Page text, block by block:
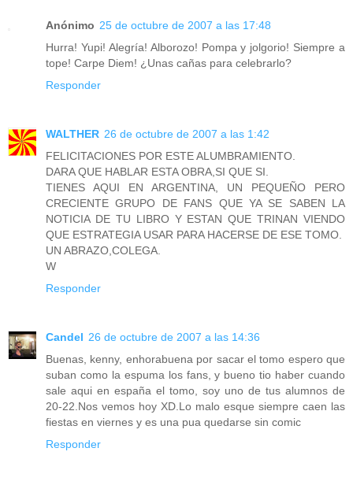
Anónimo 25 de octubre de 2007 a las 17:48
Hurra! Yupi! Alegría! Alborozo! Pompa y jolgorio! Siempre a
tope! Carpe Diem! ¿Unas cañas para celebrarlo?
Responder
WALTHER 26 de octubre de 2007 a las 1:42
FELICITACIONES POR ESTE ALUMBRAMIENTO.
DARA QUE HABLAR ESTA OBRA,SI QUE SI.
TIENES AQUI EN ARGENTINA, UN PEQUEÑO PERO
CRECIENTE GRUPO DE FANS QUE YA SE SABEN LA
NOTICIA DE TU LIBRO Y ESTAN QUE TRINAN VIENDO
QUE ESTRATEGIA USAR PARA HACERSE DE ESE TOMO.
UN ABRAZO,COLEGA.
W
Responder
Candel 26 de octubre de 2007 a las 14:36
Buenas, kenny, enhorabuena por sacar el tomo espero que
suban como la espuma los fans, y bueno tio haber cuando
sale aqui en españa el tomo, soy uno de tus alumnos de
20-22.Nos vemos hoy XD.Lo malo esque siempre caen las
fiestas en viernes y es una pua quedarse sin comic
Responder